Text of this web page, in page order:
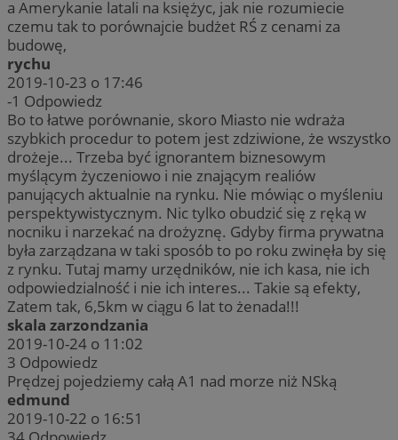
a Amerykanie latali na księżyc, jak nie rozumiecie
czemu tak to porównajcie budżet RŚ z cenami za
budowę,
rychu
2019-10-23 o 17:46
-1 Odpowiedz
Bo to łatwe porównanie, skoro Miasto nie wdraża
szybkich procedur to potem jest zdziwione, że wszystko
drożeje... Trzeba być ignorantem biznesowym
myślącym życzeniowo i nie znającym realiów
panujących aktualnie na rynku. Nie mówiąc o myśleniu
perspektywistycznym. Nic tylko obudzić się z ręką w
nocniku i narzekać na drożyznę. Gdyby firma prywatna
była zarządzana w taki sposób to po roku zwinęła by się
z rynku. Tutaj mamy urzędników, nie ich kasa, nie ich
odpowiedzialność i nie ich interes... Takie są efekty,
Zatem tak, 6,5km w ciągu 6 lat to żenada!!!
skala zarzondzania
2019-10-24 o 11:02
3 Odpowiedz
Prędzej pojedziemy całą A1 nad morze niż NSką
edmund
2019-10-22 o 16:51